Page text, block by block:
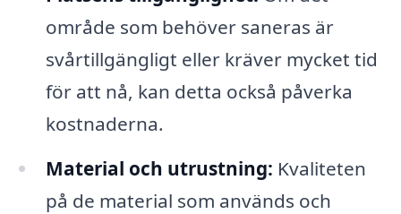
område som behöver saneras är
svårtillgängligt eller kräver mycket tid
för att nå, kan detta också påverka
kostnaderna.
Material och utrustning: Kvaliteten
på de material som används och